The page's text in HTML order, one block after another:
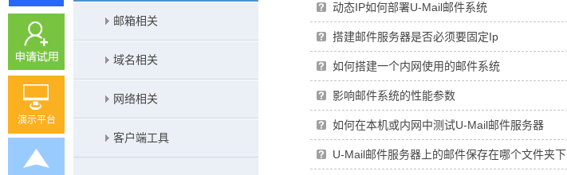
邮箱相关
域名相关
网络相关
客户端工具
动态IP如何部署U-Mail邮件系统
搭建邮件服务器是否必须要固定Ip
如何搭建一个内网使用的邮件系统
影响邮件系统的性能参数
如何在本机或内网中测试U-Mail邮件服务器
U-Mail邮件服务器上的邮件保存在哪个文件夹下
演示平台